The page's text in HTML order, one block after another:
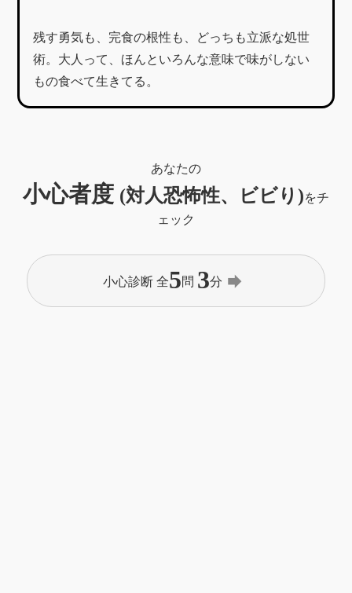
残す勇気も、完食の根性も、どっちも立派な処世
術。大人って、ほんといろんな意味で味がしない
もの食べて生きてる。
あなたの
小心者度 (対人恐怖性、ビビり)をチ
ェック
小心診断 全5問 3分 forward